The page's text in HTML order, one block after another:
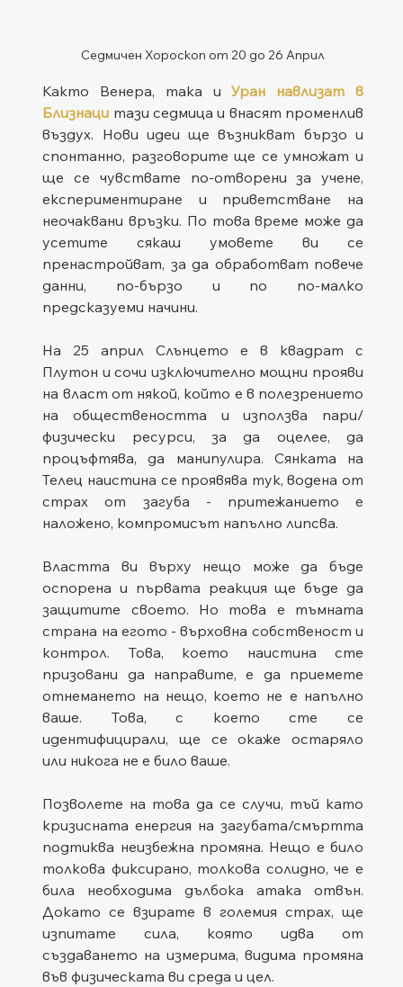
Седмичен Хороскоп от 20 до 26 Април
Както Венера, така и Уран навлизат в
Близнаци тази седмица и внасят променлив
въздух. Нови идеи ще възникват бързо и
спонтанно, разговорите ще се умножат и
ще се чувствате по-отворени за учене,
експериментиране и приветстване на
неочаквани връзки. По това време може да
усетите сякаш умовете ви се
пренастройват, за да обработват повече
данни, по-бързо и по по-малко
предсказуеми начини.
На 25 април Слънцето е в квадрат с
Плутон и сочи изключително мощни прояви
на власт от някой, който е в полезрението
на обществеността и използва пари/
физически ресурси, за да оцелее, да
процъфтява, да манипулира. Сянката на
Телец наистина се проявява тук, водена от
страх от загуба - притежанието е
наложено, компромисът напълно липсва.
Властта ви върху нещо може да бъде
оспорена и първата реакция ще бъде да
защитите своето. Но това е тъмната
страна на егото - върховна собственост и
контрол. Това, което наистина сте
призовани да направите, е да приемете
отнемането на нещо, което не е напълно
ваше. Това, с което сте се
идентифицирали, ще се окаже остаряло
или никога не е било ваше.
Позволете на това да се случи, тъй като
кризисната енергия на загубата/смъртта
подтиква неизбежна промяна. Нещо е било
толкова фиксирано, толкова солидно, че е
била необходима дълбока атака отвън.
Докато се взирате в големия страх, ще
изпитате сила, която идва от
създаването на измерима, видима промяна
във физическата ви среда и цел.